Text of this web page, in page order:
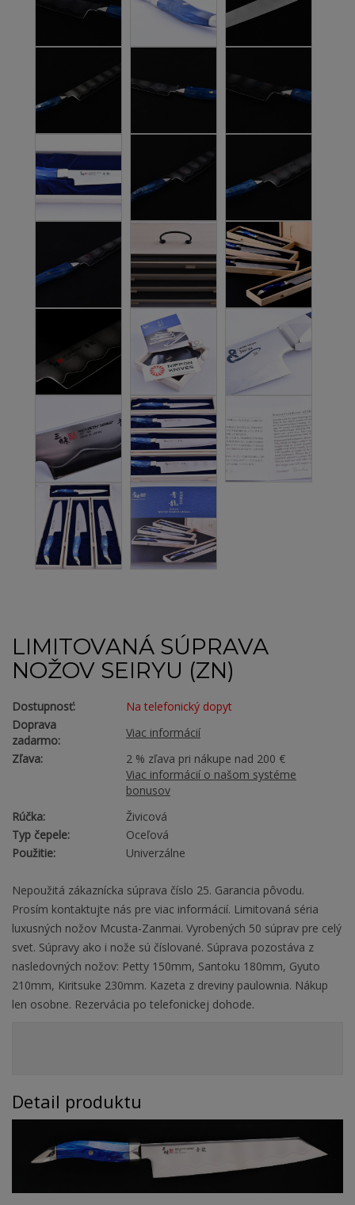
LIMITOVANÁ SÚPRAVA
NOŽOV SEIRYU (ZN)
Dostupnosť:
Na telefonický dopyt
Doprava
zadarmo:
Viac informácií
Zľava:
2 % zľava pri nákupe nad 200 €
Viac informácií o našom systéme
bonusov
Rúčka:
Živicová
Typ čepele:
Oceľová
Použitie:
Univerzálne
Nepoužitá zákaznícka súprava číslo 25. Garancia pôvodu.
Prosím kontaktujte nás pre viac informácií. Limitovaná séria
luxusných nožov Mcusta-Zanmai. Vyrobených 50 súprav pre celý
svet. Súpravy ako i nože sú číslované. Súprava pozostáva z
nasledovných nožov: Petty 150mm, Santoku 180mm, Gyuto
210mm, Kiritsuke 230mm. Kazeta z dreviny paulownia. Nákup
len osobne. Rezervácia po telefonickej dohode.
Detail produktu